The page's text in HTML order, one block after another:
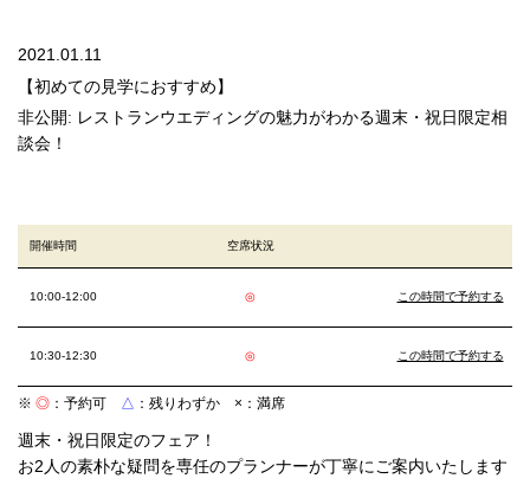
2021.01.11
【初めての見学におすすめ】
非公開: レストランウエディングの魅力がわかる週末・祝日限定相
談会！
開催時間 空席状況
10:00-12:00 ◎ この時間で予約する
10:30-12:30 ◎ この時間で予約する
※ ◎ ：予約可 △ ：残りわずか × ：満席
週末・祝日限定のフェア！
お2人の素朴な疑問を専任のプランナーが丁寧にご案内いたします